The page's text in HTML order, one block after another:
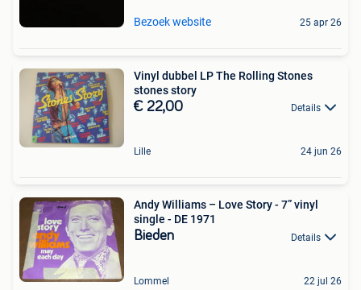
Bezoek website 25 apr 26
Vinyl dubbel LP The Rolling Stones
stones story
€ 22,00 Details
Lille 24 jun 26
Andy Williams ‎– Love Story - 7” vinyl
single - DE 1971
Bieden Details
Lommel 22 jul 26